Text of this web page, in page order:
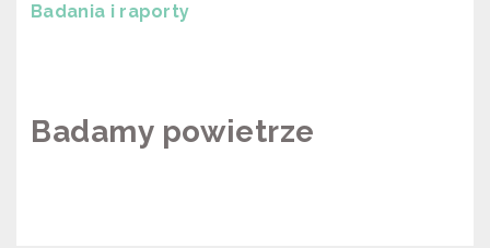
Badania i raporty
Badamy powietrze